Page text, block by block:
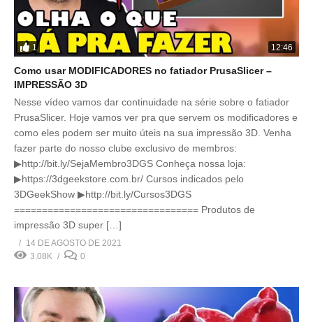
1 12:46
Como usar MODIFICADORES no fatiador PrusaSlicer –
IMPRESSÃO 3D
Nesse vídeo vamos dar continuidade na série sobre o fatiador
PrusaSlicer. Hoje vamos ver pra que servem os modificadores e
como eles podem ser muito úteis na sua impressão 3D. Venha
fazer parte do nosso clube exclusivo de membros:
▶http://bit.ly/SejaMembro3DGS Conheça nossa loja:
▶https://3dgeekstore.com.br/ Cursos indicados pelo
3DGeekShow ▶http://bit.ly/Cursos3DGS
================================= Produtos de
impressão 3D super […]
14 DE AGOSTO DE 2021
3.08K
0